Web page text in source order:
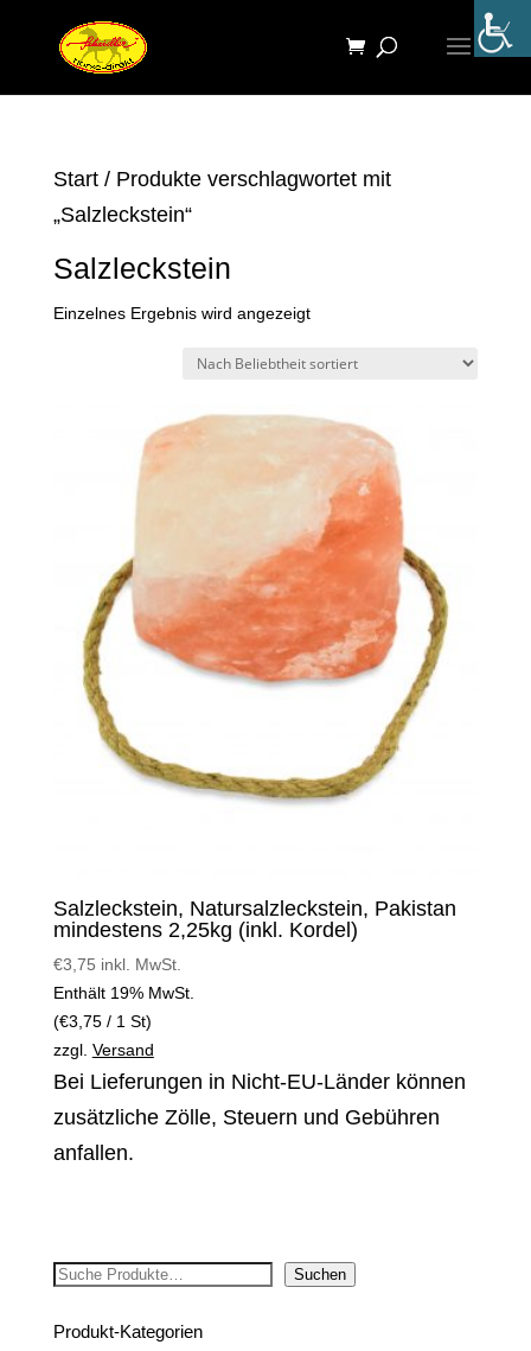
Start/ Produkte verschlagwortet mit
„Salzleckstein“
Salzleckstein
Einzelnes Ergebnis wird angezeigt
Salzleckstein, Natursalzleckstein, Pakistan
mindestens 2,25kg (inkl. Kordel)
€3,75 inkl. MwSt.
Enthält 19% MwSt.
(€3,75/ 1 St)
zzgl. Versand
Bei Lieferungen in Nicht-EU-Länder können
zusätzliche Zölle, Steuern und Gebühren
anfallen.
Suchen Suchen
Produkt-Kategorien